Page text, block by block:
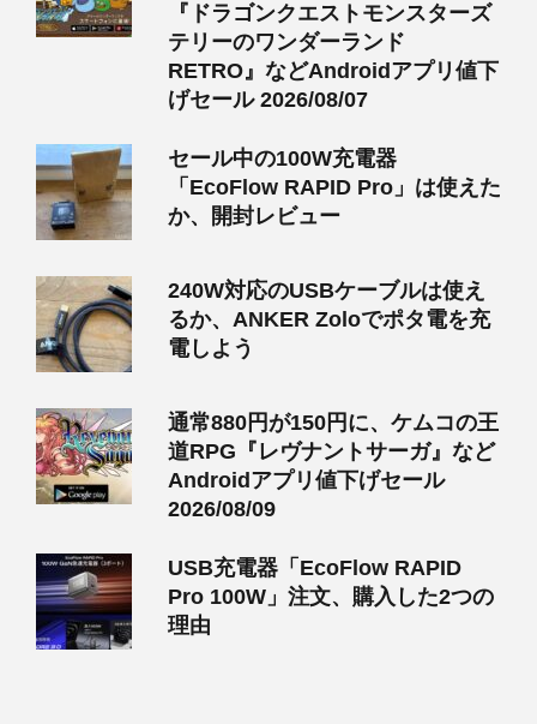
『ドラゴンクエストモンスターズ
テリーのワンダーランド
RETRO』などAndroidアプリ値下
げセール 2026/08/07
セール中の100W充電器
「EcoFlow RAPID Pro」は使えた
か、開封レビュー
240W対応のUSBケーブルは使え
るか、ANKER Zoloでポタ電を充
電しよう
通常880円が150円に、ケムコの王
道RPG『レヴナントサーガ』など
Androidアプリ値下げセール
2026/08/09
USB充電器「EcoFlow RAPID
Pro 100W」注文、購入した2つの
理由